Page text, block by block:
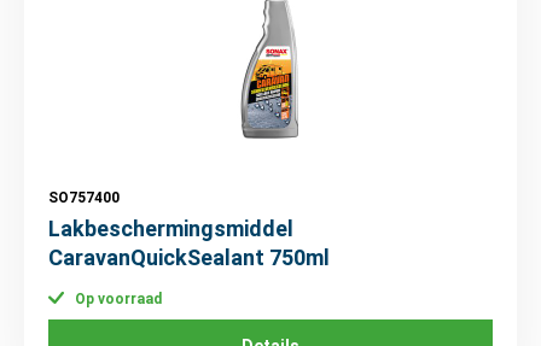
SO757400
Lakbeschermingsmiddel
CaravanQuickSealant 750ml
Op voorraad